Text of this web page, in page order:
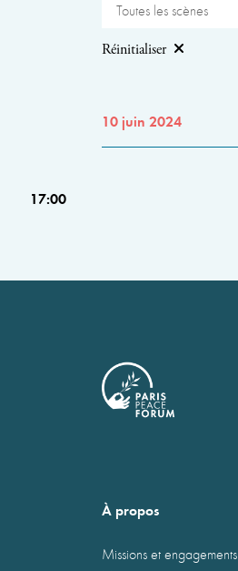
Toutes les scènes
Réinitialiser
10 juin 2024
17:00
À propos
Missions et engagements